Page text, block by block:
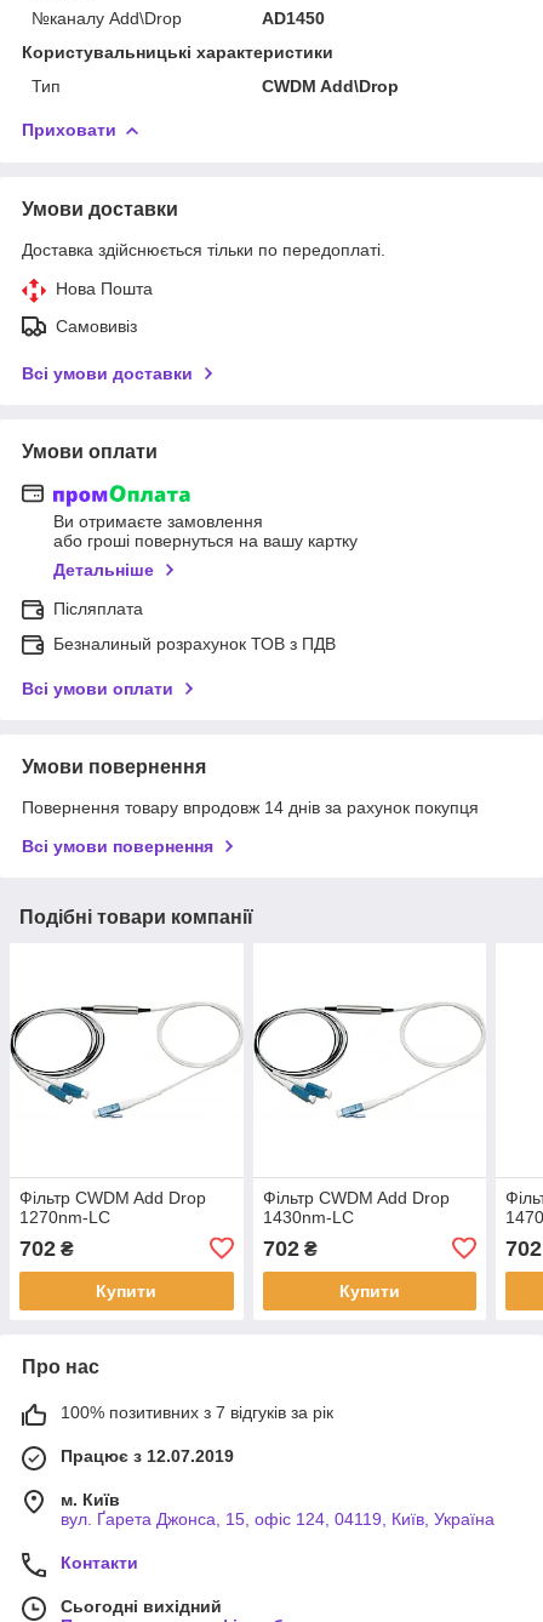
№каналу Add\Drop
AD1450
Користувальницькі характеристики
Тип
CWDM Add\Drop
Приховати
Умови доставки
Доставка здійснюється тільки по передоплаті.
Нова Пошта
Самовивіз
Всі умови доставки
Умови оплати
Ви отримаєте замовлення
або гроші повернуться на вашу картку
Детальніше
Післяплата
Безналиный розрахунок ТОВ з ПДВ
Всі умови оплати
Умови повернення
Повернення товару впродовж 14 днів за рахунок покупця
Всі умови повернення
Подібні товари компанії
Фільтр CWDM Add Drop
1270nm-LC
702 ₴
Купити
Фільтр CWDM Add Drop
1430nm-LC
702₴
Купити
702
Про нас
100% позитивних з 7 відгуків за рік
Працює з 12.07.2019
м. Київ
вул. Ґарета Джонса, 15, офіс 124, 04119, Київ, Україна
Контакти
Сьогодні вихідний